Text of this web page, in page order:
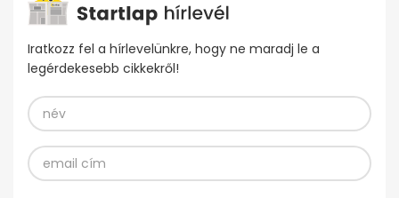
Iratkozz fel a hírlevelünkre, hogy ne maradj le a
legérdekesebb cikkekről!